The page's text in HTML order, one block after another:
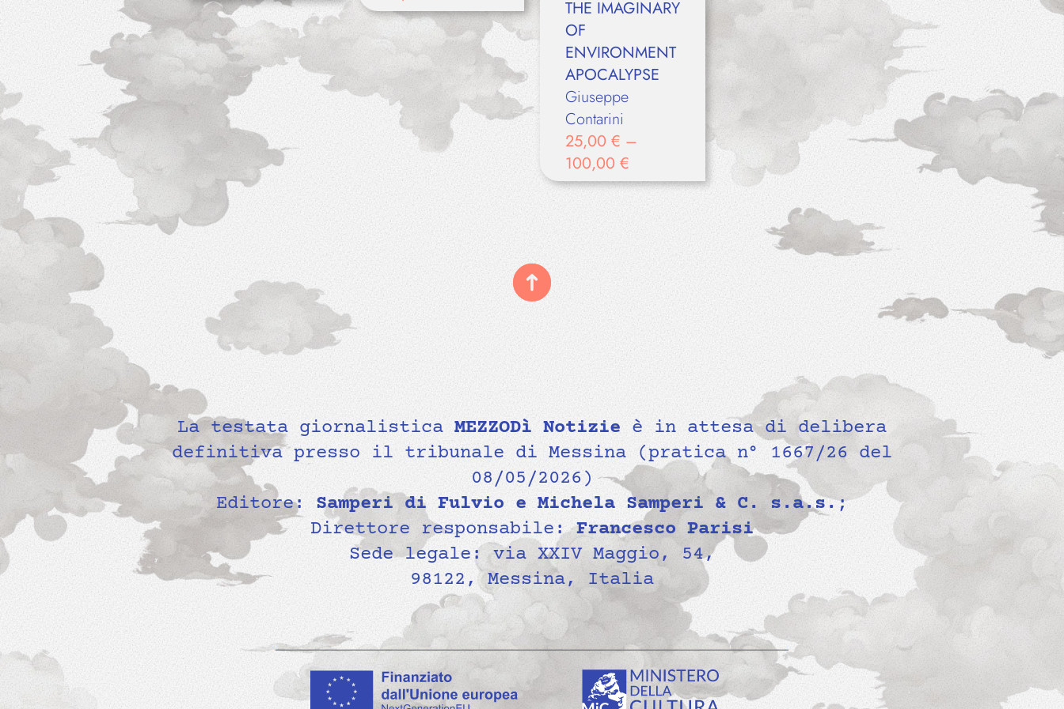
THE IMAGINARY
OF
ENVIRONMENT
APOCALYPSE
Giuseppe
Contarini
25,00 € –
100,00 €
La testata giornalistica MEZZODì Notizie è in attesa di delibera
definitiva presso il tribunale di Messina (pratica n° 1667/26 del
08/05/2026)
Editore: Samperi di Fulvio e Michela Samperi & C. s.a.s.;
Direttore responsabile:Francesco Parisi
Sede legale: via XXIV Maggio, 54,
98122, Messina, Italia